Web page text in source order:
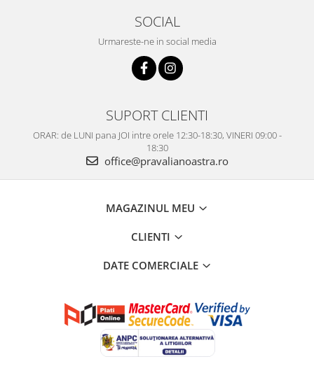
SOCIAL
Urmareste-ne in social media
SUPORT CLIENTI
ORAR: de LUNI pana JOI intre orele 12:30-18:30, VINERI 09:00 -
18:30
office@pravalianoastra.ro
MAGAZINUL MEU
CLIENTI
DATE COMERCIALE